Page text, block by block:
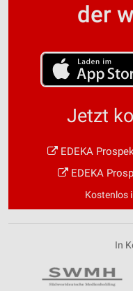
der
Jetzt
EDEKA
EDEKA
Kostenlos
In